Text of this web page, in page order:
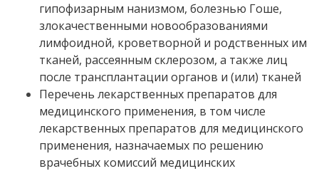
гипофизарным нанизмом, болезнью Гоше,
злокачественными новообразованиями
лимфоидной, кроветворной и родственных им
тканей, рассеянным склерозом, а также лиц
после трансплантации органов и (или) тканей
Перечень лекарственных препаратов для
медицинского применения, в том числе
лекарственных препаратов для медицинского
применения, назначаемых по решению
врачебных комиссий медицинских